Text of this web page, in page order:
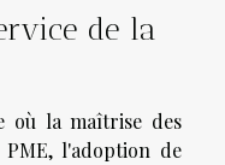
de la
où la maîtrise des
l'adoption de